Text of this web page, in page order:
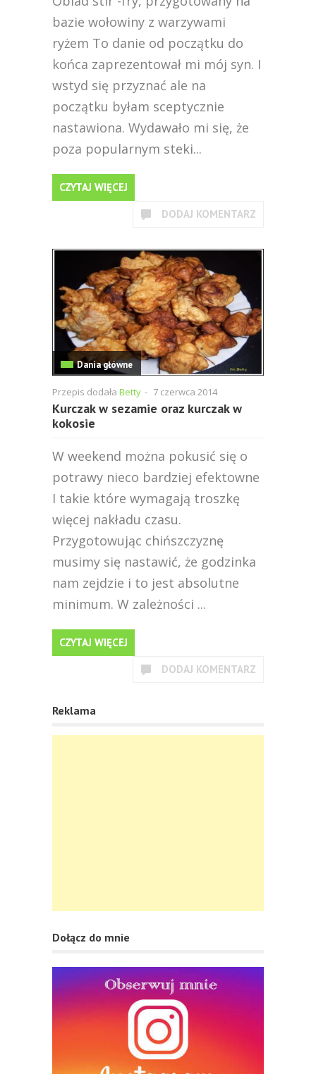
bazie wołowiny z warzywami
ryżem To danie od początku do
końca zaprezentował mi mój syn. I
wstyd się przyznać ale na
początku byłam sceptycznie
nastawiona. Wydawało mi się, że
poza popularnym steki...
CZYTAJ WIĘCEJ
DODAJ KOMENTARZ
Dania główne
Przepis dodała Betty - 7 czerwca 2014
Kurczak w sezamie oraz kurczak w
kokosie
W weekend można pokusić się o
potrawy nieco bardziej efektowne
I takie które wymagają troszkę
więcej nakładu czasu.
Przygotowując chińszczyznę
musimy się nastawić, że godzinka
nam zejdzie i to jest absolutne
minimum. W zależności ...
CZYTAJ WIĘCEJ
DODAJ KOMENTARZ
Reklama
Dołącz do mnie